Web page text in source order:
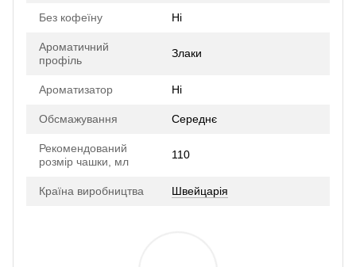
Без кофеїну Ні
Ароматичний
профіль
Злаки
Ароматизатор Ні
Обсмажування Середнє
Рекомендований
розмір чашки, мл
110
Країна виробництва Швейцарія